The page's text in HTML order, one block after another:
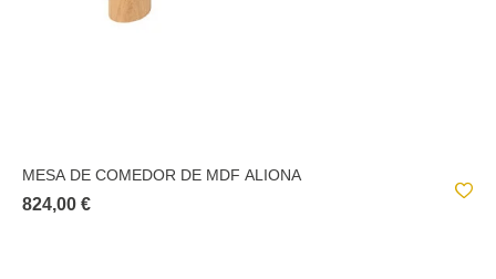
MESA DE COMEDOR DE MDF ALIONA
824,00 €